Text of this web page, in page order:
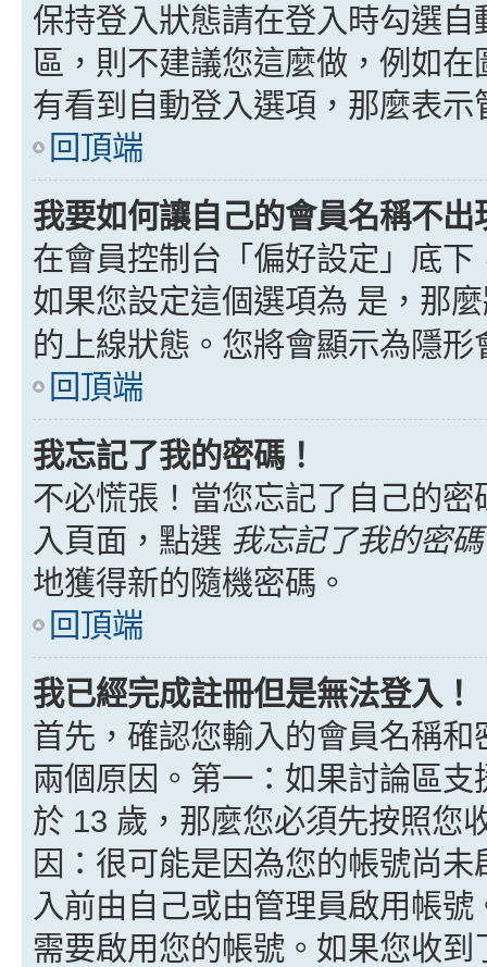
保持登入狀態請在登入時勾選
區，則不建議您這麼做，例如
有看到自動登入選項，那麼表
回頂端
我要如何讓自己的會員名稱不
在會員控制台「偏好設定」底
如果您設定這個選項為 是 ，那
的上線狀態。您將會顯示為隱形
回頂端
我忘記了我的密碼！
不必慌張！當您忘記了自己的
入頁面，點選 我忘記了我的密碼
地獲得新的隨機密碼。
回頂端
我已經完成註冊但是無法登入！
首先，確認您輸入的會員名稱
兩個原因。第一：如果討論區
於 13 歲，那麼您必須先按照您
因：很可能是因為您的帳號尚
入前由自己或由管理員啟用帳
需要啟用您的帳號。如果您收